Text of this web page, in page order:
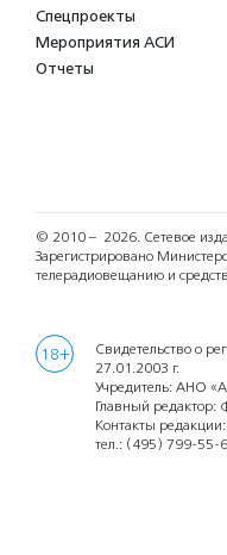
Спецпроекты
Мероприятия АСИ
Отчеты
© 2010 – 2026. Сетевое
Зарегистрировано
телерадиовещанию и
18+
Свидетельство о
27.01.2003 г.
Учредитель: АНО
Главный редактор:
Контакты
тел.: (495) 799-55-